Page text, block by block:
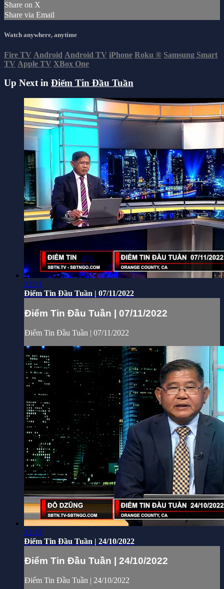
Share on X
Share via Email
Watch anywhere, anytime
Fire TV Android Android TV iPhone Roku ® Samsung Smart
TV Apple TV XBox One
Up Next in Điểm Tin Đầu Tuần
22:31
Điểm Tin Đầu Tuần | 07/11/2022
Điểm Tin Đầu Tuần | 07/11/2022
Điểm Tin Đầu Tuần | 07/11/2022
22:12
Điểm Tin Đầu Tuần | 24/10/2022
Điểm Tin Đầu Tuần | 24/10/2022
Điểm Tin Đầu Tuần | 24/10/2022